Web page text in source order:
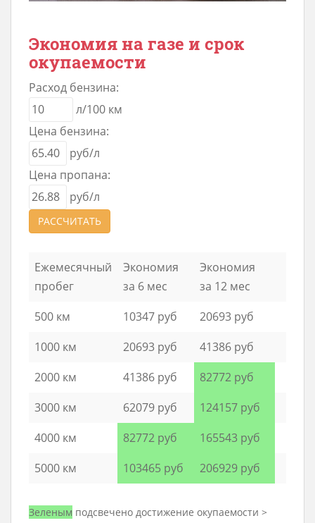
Экономия на газе и срок
окупаемости
Расход бензина:
л/100 км
Цена бензина:
руб/л
Цена пропана:
руб/л
РАССЧИТАТЬ
Ежемесячный
пробег
Экономия
за 6 мес
Экономия
за 12 мес
500 км
10347 руб
20693 руб
1000 км
20693 руб
41386 руб
2000 км
41386 руб
82772 руб
3000 км
62079 руб
124157 руб
4000 км
82772 руб
165543 руб
5000 км
103465 руб 206929 руб
Зеленым подсвечено достижение окупаемости >